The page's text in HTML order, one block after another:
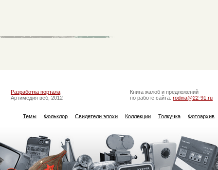
Разработка портала
Артимедия веб, 2012
Книга жалоб и предложений
по работе сайта: rodina@22-91.ru
Темы Фольклор Свидетели эпохи Коллекции Толкучка Фотоархив